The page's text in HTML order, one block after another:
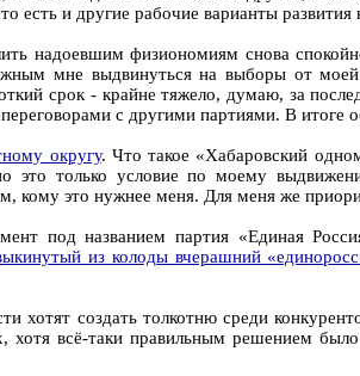
есть и другие рабочие варианты
надоевшим физиономиям снова
мне выдвинуться на выборы от
срок - крайне тяжело, думаю, за
с другими партиями. В итоге
округу. Что такое «Хабаровский
это только условие по моему
кому это нужнее меня. Для меня же
под названием партия «Единая
из колоды вчерашний
создать толкотню среди
всё-таки правильным решением